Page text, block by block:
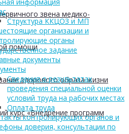
звена медико-
помощи
здорового образа жизни
курс «Внедрение программ
Структура ККЦОЗ и МП
организации и
органы
задание
документы
Сведения о результатах
проведения специальной оценки
условий труда на рабочих местах
Оплата труда
контролирующих органов и
доверия, консультации по